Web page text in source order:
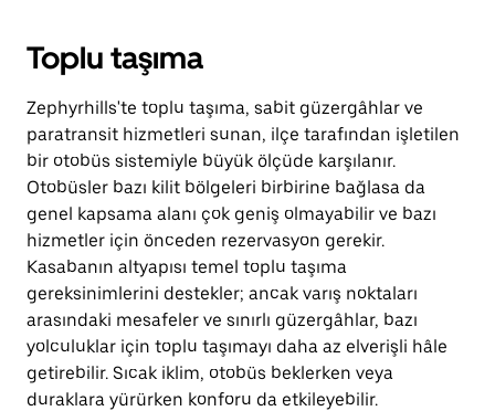
Toplu taşıma
Zephyrhills'te toplu taşıma, sabit güzergâhlar ve
paratransit hizmetleri sunan, ilçe tarafından işletilen
bir otobüs sistemiyle büyük ölçüde karşılanır.
Otobüsler bazı kilit bölgeleri birbirine bağlasa da
genel kapsama alanı çok geniş olmayabilir ve bazı
hizmetler için önceden rezervasyon gerekir.
Kasabanın altyapısı temel toplu taşıma
gereksinimlerini destekler; ancak varış noktaları
arasındaki mesafeler ve sınırlı güzergâhlar, bazı
yolculuklar için toplu taşımayı daha az elverişli hâle
getirebilir. Sıcak iklim, otobüs beklerken veya
duraklara yürürken konforu da etkileyebilir.